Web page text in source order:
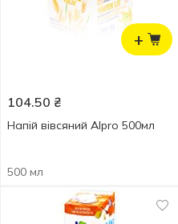
+
104.50 ₴
Напій вівсяний Alpro 500мл
500 мл